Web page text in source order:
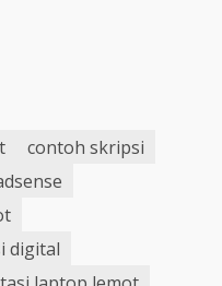
contoh skripsi
digital